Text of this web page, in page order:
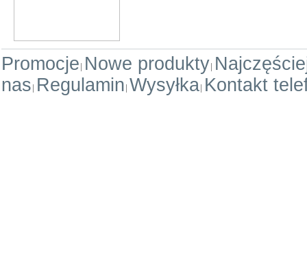
Promocje Nowe produkty
nas Regulamin Wysyłka Kontakt